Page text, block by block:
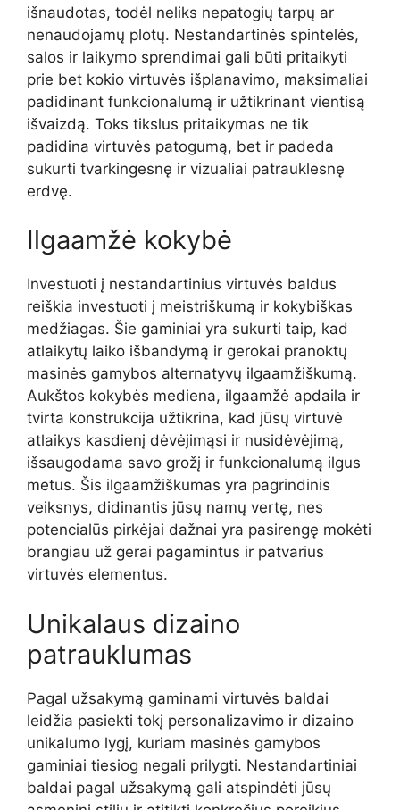
išnaudotas, todėl neliks nepatogių tarpų ar
nenaudojamų plotų. Nestandartinės spintelės,
salos ir laikymo sprendimai gali būti pritaikyti
prie bet kokio virtuvės išplanavimo, maksimaliai
padidinant funkcionalumą ir užtikrinant vientisą
išvaizdą. Toks tikslus pritaikymas ne tik
padidina virtuvės patogumą, bet ir padeda
sukurti tvarkingesnę ir vizualiai patrauklesnę
erdvę.
Ilgaamžė kokybė
Investuoti į nestandartinius virtuvės baldus
reiškia investuoti į meistriškumą ir kokybiškas
medžiagas. Šie gaminiai yra sukurti taip, kad
atlaikytų laiko išbandymą ir gerokai pranoktų
masinės gamybos alternatyvų ilgaamžiškumą.
Aukštos kokybės mediena, ilgaamžė apdaila ir
tvirta konstrukcija užtikrina, kad jūsų virtuvė
atlaikys kasdienį dėvėjimąsi ir nusidėvėjimą,
išsaugodama savo grožį ir funkcionalumą ilgus
metus. Šis ilgaamžiškumas yra pagrindinis
veiksnys, didinantis jūsų namų vertę, nes
potencialūs pirkėjai dažnai yra pasirengę mokėti
brangiau už gerai pagamintus ir patvarius
virtuvės elementus.
Unikalaus dizaino
patrauklumas
Pagal užsakymą gaminami virtuvės baldai
leidžia pasiekti tokį personalizavimo ir dizaino
unikalumo lygį, kuriam masinės gamybos
gaminiai tiesiog negali prilygti. Nestandartiniai
baldai pagal užsakymą gali atspindėti jūsų